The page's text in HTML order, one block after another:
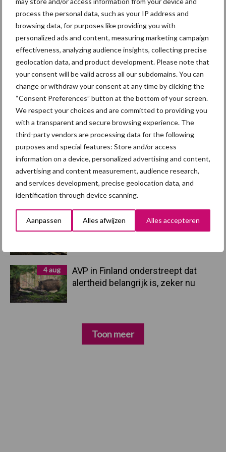
process the personal data, such as your IP address and
browsing data, for purposes like providing you with
personalized ads and content, measuring marketing campaign
effectiveness, analyzing audience insights, collecting precise
geolocation data, and product development. Please note that
your consent will be valid across all our subdomains. You can
change or withdraw your consent at any time by clicking the
“Consent Preferences” button at the bottom of your screen.
We respect your choices and are committed to providing you
with a transparent and secure browsing experience. The
third-party vendors are processing data for the following
purposes and special features: Store and/or access
information on a device, personalized advertising and content,
advertising and content measurement, audience research,
and services development, precise geolocation data, and
identification through device scanning.
Aanpassen Alles afwijzen Alles accepteren
Primaire
Sidebar
Recent nieuws Partner nieuws
7 aug
Britse varkenssector vreest
afzetcrisis in het najaar
7 aug
Hittestress: wat gebeurt er en hoe
kunnen we het voorkomen?
5 aug
“Vraag naar praktische
hygieneoplossingen is in Polen
groter dan ooit”
5 aug
Eliminatieprotocol voor
Mycoplasma hyopneumoniae
4 aug
AVP in Finland onderstreept dat
alertheid belangrijk is, zeker nu
Toon meer